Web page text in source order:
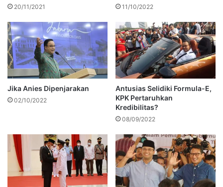
20/11/2021 11/10/2022
Jika Anies Dipenjarakan
02/10/2022
Antusias Selidiki Formula-E,
KPK Pertaruhkan
Kredibilitas?
08/09/2022